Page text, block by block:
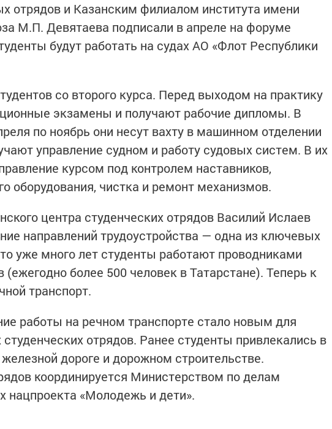
отрядов и Казанским филиалом института имени
М.П. Девятаева подписали в апреле на форуме
будут работать на судах АО «Флот Республики
со второго курса. Перед выходом на практику
экзамены и получают рабочие дипломы. В
по ноябрь они несут вахту в машинном отделении
управление судном и работу судовых систем. В их
курсом под контролем наставников,
оборудования, чистка и ремонт механизмов.
центра студенческих отрядов Василий Ислаев
направлений трудоустройства — одна из ключевых
уже много лет студенты работают проводниками
(ежегодно более 500 человек в Татарстане). Теперь к
транспорт.
работы на речном транспорте стало новым для
отрядов. Ранее студенты привлекались в
дороге и дорожном строительстве.
координируется Министерством по делам
нацпроекта «Молодежь и дети».